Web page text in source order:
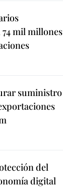
mil millones
suministro
del
digital